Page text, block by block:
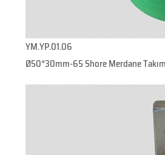
YM.YP.01.06
Ø50*30mm-65 Shore Merdane